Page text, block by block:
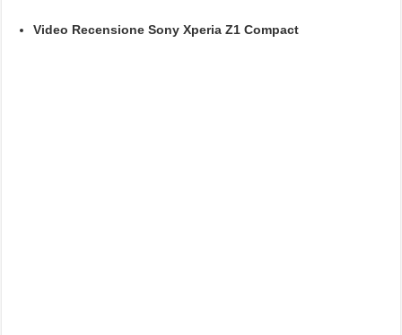
Video Recensione Sony Xperia Z1 Compact